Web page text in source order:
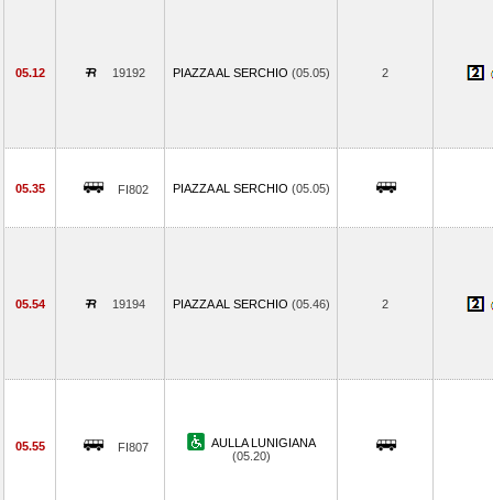
05.12 19192 PIAZZA AL SERCHIO (05.05) 2
05.35 FI802 PIAZZA AL SERCHIO (05.05)
05.54 19194 PIAZZA AL SERCHIO (05.46) 2
05.55 FI807
AULLA LUNIGIANA
(05.20)